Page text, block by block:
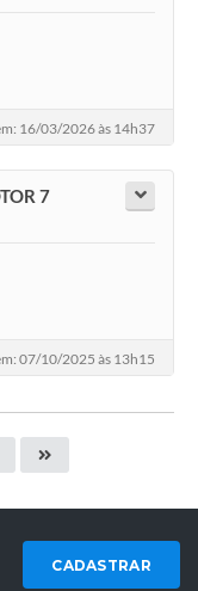
16/03/2026 às 14h37
7
07/10/2025 às 13h15
CADASTRAR